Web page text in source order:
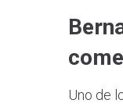
Uno de